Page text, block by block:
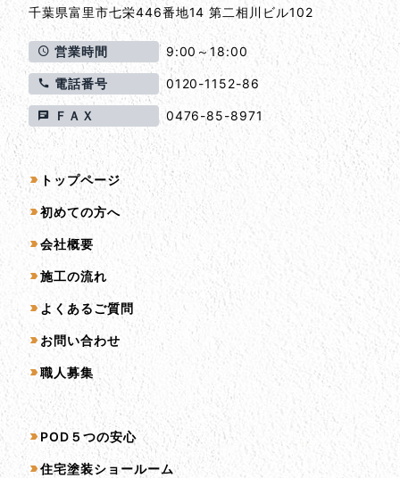
千葉県富里市七栄446番地14 第二相川ビル102
営業時間 9:00～18:00
電話番号 0120-1152-86
ＦＡＸ 0476-85-8971
サイトマップ
トップページ
初めての方へ
会社概要
施工の流れ
よくあるご質問
お問い合わせ
職人募集
サービス一覧
POD５つの安心
住宅塗装ショールーム